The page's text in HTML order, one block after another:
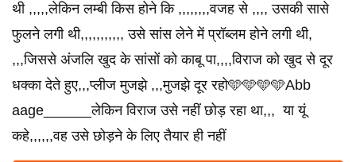
थी ,,,,,लेकिन लम्बी किस होने कि ,,,,,,,,वजह से ,,,, उसकी सासे
फुलने लगी थी,,,,,,,,,,, उसे सांस लेने में प्रॉब्लम होने लगी थी,
,,,जिससे अंजलि खुद के सांसों को काबू पा,,,,विराज को खुद से दूर
धक्का देते हुए,,,प्लीज मुजझे ,,,मुजझे दूर रहो🩵🩵🩵🩵Abb
aage______लेकिन विराज उसे नहीं छोड़ रहा था,,, या यूं
कहे,,,,,,वह उसे छोड़ने के लिए तैयार ही नहीं